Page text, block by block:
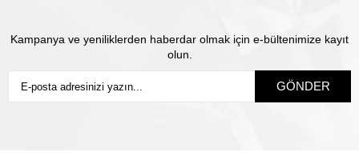
Kampanya ve yeniliklerden haberdar olmak için e-bültenimize kayıt
olun.
GÖNDER